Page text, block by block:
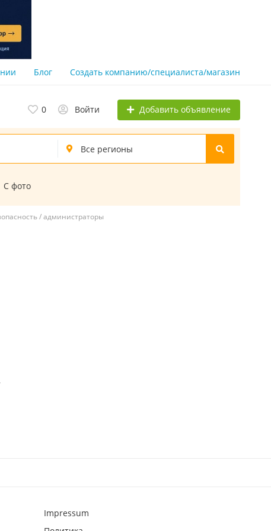
Блог Создать компанию/специалиста/магазин
0 Войти Добавить объявление
С фото
/ администраторы
Impressum